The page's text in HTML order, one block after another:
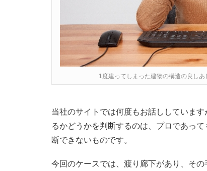
1度建ってしまった建物の構造の良しあ
当社のサイトでは何度もお話ししていま
るかどうかを判断するのは、プロであっ
断できないものです。
今回のケースでは、渡り廊下があり、そ